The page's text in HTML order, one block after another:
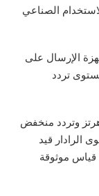
الصناعي
الإرسال على
تردد
متوسط بين 24 و 29 جيجاهرتز وتردد منخفض
الرادار قيد
قياس موثوقة